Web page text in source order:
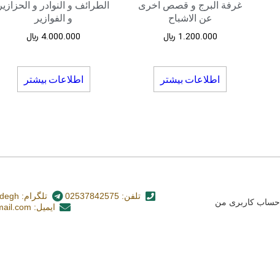
غرفة البرج و قصص اخری
عن الاشباح
1.200.000 ﷼
اطلاعات بیشتر
الطرائف و النوادر و الحزازیر
و الفوازیر
4.000.000 ﷼
اطلاعات بیشتر
حساب کاربری من
تلفن: 02537842575 تلگرام: nashr_alsadegh@
ایمیل: alsadegh110@gmail.com